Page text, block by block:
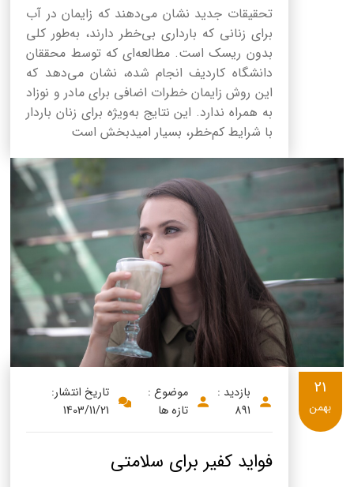
تحقیقات جدید نشان می‌دهند که زایمان در آب
برای زنانی که بارداری بی‌خطر دارند، به‌طور کلی
بدون ریسک است. مطالعه‌ای که توسط محققان
دانشگاه کاردیف انجام شده، نشان می‌دهد که
این روش زایمان خطرات اضافی برای مادر و نوزاد
به همراه ندارد. این نتایج به‌ویژه برای زنان باردار
با شرایط کم‌خطر، بسیار امیدبخش است
بازدید :
891
موضوع :
تازه ها
تاریخ انتشار:
1403/11/21
فواید کفیر برای سلامتی
21
بهمن